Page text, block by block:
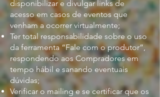
disponibilizar e divulgar links de
acesso em casos de eventos que
venham a ocorrer virtualmente;
Ter total responsabilidade sobre o uso
da ferramenta “Fale com o produtor”,
respondendo aos Compradores em
tempo hábil e sanando eventuais
dúvidas;
Verificar o mailing e se certificar que os